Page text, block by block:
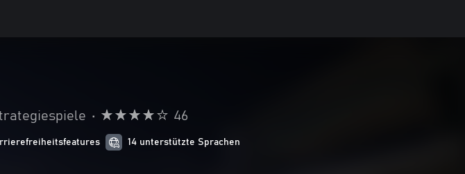
• 46
14 unterstützte Sprachen